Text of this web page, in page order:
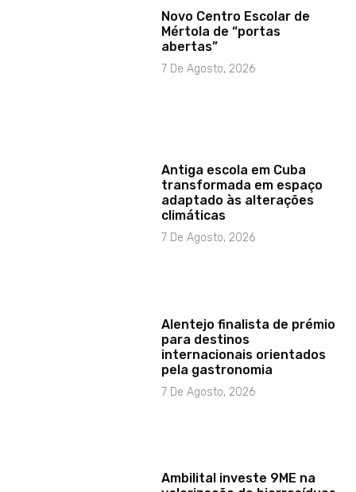
Novo Centro Escolar de
Mértola de “portas
abertas”
7 De Agosto, 2026
Antiga escola em Cuba
transformada em espaço
adaptado às alterações
climáticas
7 De Agosto, 2026
Alentejo finalista de prémio
para destinos
internacionais orientados
pela gastronomia
7 De Agosto, 2026
Ambilital investe 9ME na